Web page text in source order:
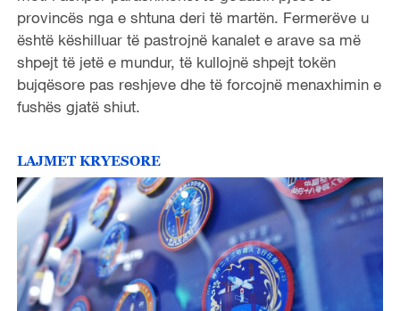
provincës nga e shtuna deri të martën. Fermerëve u
është këshilluar të pastrojnë kanalet e arave sa më
shpejt të jetë e mundur, të kullojnë shpejt tokën
bujqësore pas reshjeve dhe të forcojnë menaxhimin e
fushës gjatë shiut.
LAJMET KRYESORE